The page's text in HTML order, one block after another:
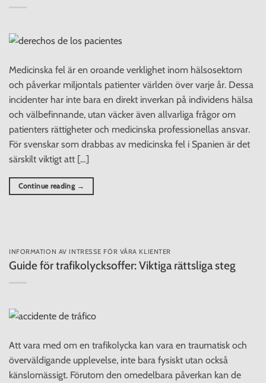
Medicinska fel är en oroande verklighet inom hälsosektorn
och påverkar miljontals patienter världen över varje år. Dessa
incidenter har inte bara en direkt inverkan på individens hälsa
och välbefinnande, utan väcker även allvarliga frågor om
patienters rättigheter och medicinska professionellas ansvar.
För svenskar som drabbas av medicinska fel i Spanien är det
särskilt viktigt att […]
Continue reading →
INFORMATION AV INTRESSE FÖR VÅRA KLIENTER
Guide för trafikolycksoffer: Viktiga rättsliga steg
Att vara med om en trafikolycka kan vara en traumatisk och
överväldigande upplevelse, inte bara fysiskt utan också
känslomässigt. Förutom den omedelbara påverkan kan de